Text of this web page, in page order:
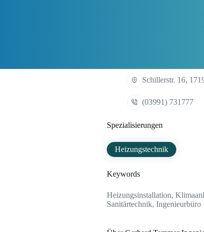
Schillerstr. 16,
(03991) 731777
Spezialisierungen
Heizungstechnik
Keywords
Heizungsinstallation,
Sanitärtechnik, Ingenieurbüro